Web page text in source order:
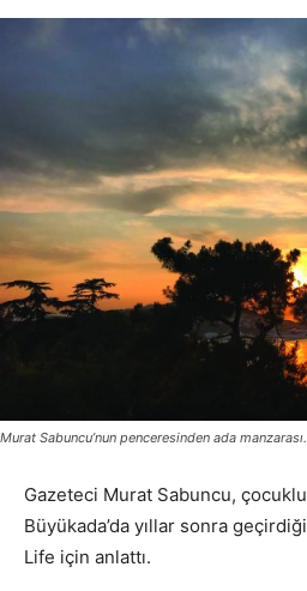
Murat Sabuncu’nun penceresinden ada manzarası.
Gazeteci Murat Sabuncu,
Büyükada’da yıllar sonra
Life için anlattı.